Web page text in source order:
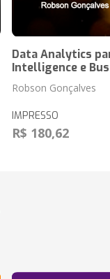
Data Analytics
Intelligence e
Robson Gonçalves
IMPRESSO
R$ 180,62